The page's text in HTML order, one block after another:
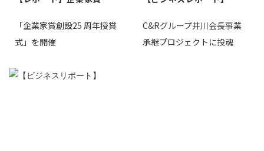
「企業家賞創設25 周年授賞
式」を開催
C&Rグループ井川会長事業
承継プロジェクトに投魂